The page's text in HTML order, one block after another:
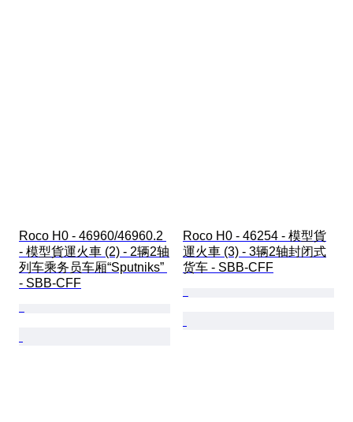
Roco H0 - 46960/46960.2
- 模型貨運火車 (2) - 2辆2轴
列车乘务员车厢“Sputniks”
- SBB-CFF
Roco H0 - 46254 - 模型貨
運火車 (3) - 3辆2轴封闭式
货车 - SBB-CFF